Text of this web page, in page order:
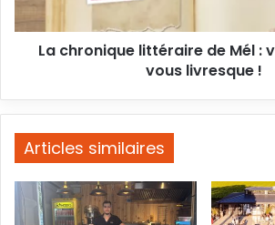
rendez-
vous
livresque
La chronique littéraire de Mél :
vous livresque !
Articles similaires